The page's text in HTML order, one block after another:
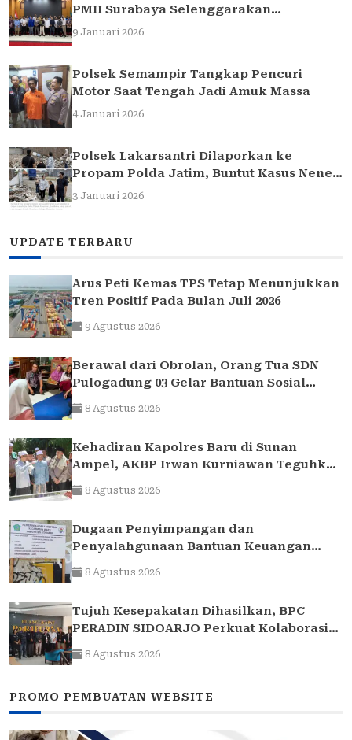
PMII Surabaya Selenggarakan
Sarasehan Hukum
9 Januari 2026
Polsek Semampir Tangkap Pencuri
Motor Saat Tengah Jadi Amuk Massa
4 Januari 2026
Polsek Lakarsantri Dilaporkan ke
Propam Polda Jatim, Buntut Kasus Nenek
Elina
3 Januari 2026
UPDATE TERBARU
Arus Peti Kemas TPS Tetap Menunjukkan
Tren Positif Pada Bulan Juli 2026
9 Agustus 2026
Berawal dari Obrolan, Orang Tua SDN
Pulogadung 03 Gelar Bantuan Sosial
untuk Siswa yang Membutuhkan
8 Agustus 2026
Kehadiran Kapolres Baru di Sunan
Ampel, AKBP Irwan Kurniawan Teguhkan
Sinergi Polri dan Ulama
8 Agustus 2026
Dugaan Penyimpangan dan
Penyalahgunaan Bantuan Keuangan
Desa Tropodo . Kec Waru . Kab . Sidoarjo
8 Agustus 2026
Tujuh Kesepakatan Dihasilkan, BPC
PERADIN SIDOARJO Perkuat Kolaborasi
dengan DPRD
8 Agustus 2026
PROMO PEMBUATAN WEBSITE